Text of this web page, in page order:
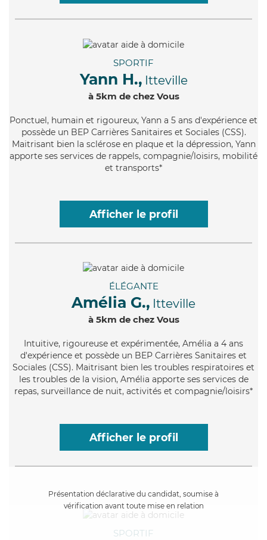
SPORTIF
Yann H., Itteville
à 5km de chez Vous
Ponctuel, humain et rigoureux, Yann a 5 ans d'expérience et
possède un BEP Carrières Sanitaires et Sociales (CSS).
Maitrisant bien la sclérose en plaque et la dépression, Yann
apporte ses services de rappels, compagnie/loisirs, mobilité
et transports*
Afficher le profil
ÉLÉGANTE
Amélia G., Itteville
à 5km de chez Vous
Intuitive, rigoureuse et expérimentée, Amélia a 4 ans
d'expérience et possède un BEP Carrières Sanitaires et
Sociales (CSS). Maitrisant bien les troubles respiratoires et
les troubles de la vision, Amélia apporte ses services de
repas, surveillance de nuit, activités et compagnie/loisirs*
Afficher le profil
Présentation déclarative du candidat, soumise à
vérification avant toute mise en relation
SPORTIF